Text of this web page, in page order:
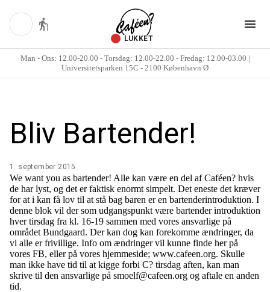
LUKKET
Man - Ons: 12.00-20.00 - Torsdag: 12.00-22.00 - Fredag: 12.00-03.00 |
Universitetsparken 15C - 2100 København Ø
Bliv Bartender!
1. september 2015
We want you as bartender! Alle kan være en del af Caféen? hvis
de har lyst, og det er faktisk enormt simpelt. Det eneste det kræver
for at i kan få lov til at stå bag baren er en bartenderintroduktion. I
denne blok vil der som udgangspunkt være bartender introduktion
hver tirsdag fra kl. 16-19 sammen med vores ansvarlige på
området Bundgaard. Der kan dog kan forekomme ændringer, da
vi alle er frivillige. Info om ændringer vil kunne finde her på
vores FB, eller på vores hjemmeside; www.cafeen.org. Skulle
man ikke have tid til at kigge forbi C? tirsdag aften, kan man
skrive til den ansvarlige på smoelf@cafeen.org og aftale en anden
tid.